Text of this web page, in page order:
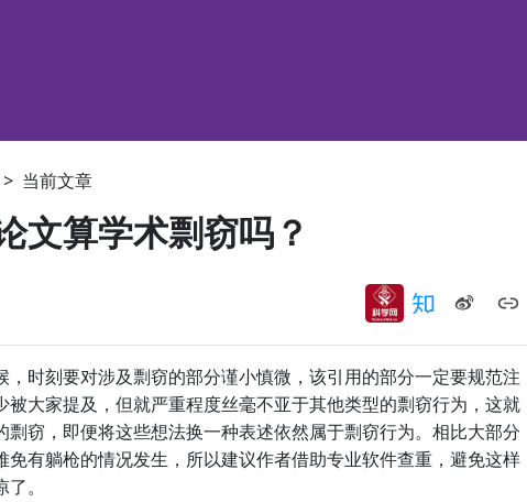
> 当前文章
文算学术剽窃吗？
时刻要对涉及剽窃的部分谨小慎微，该引用的部分一定要规范注
被大家提及，但就严重程度丝毫不亚于其他类型的剽窃行为，这就
剽窃，即便将这些想法换一种表述依然属于剽窃行为。相比大部分
免有躺枪的情况发生，所以建议作者借助专业软件查重，避免这样
。